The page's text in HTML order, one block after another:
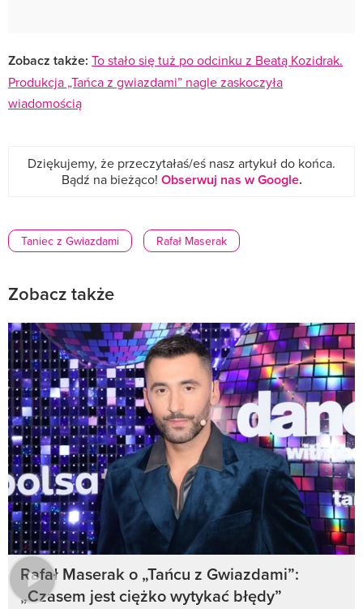
Zobacz także: To stało się tuż po odcinku z Beatą Kozidrak.
Produkcja „Tańca z gwiazdami” nagle zaskoczyła
wiadomością
Dziękujemy, że przeczytałaś/eś nasz artykuł do końca.
Bądź na bieżąco! Obserwuj nas w Google.
Taniec z Gwiazdami Rafał Maserak
Zobacz także
Rafał Maserak o „Tańcu z Gwiazdami”:
„Czasem jest ciężko wytykać błędy”